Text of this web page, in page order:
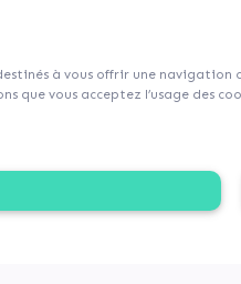
à vous offrir une
vous acceptez l’usage des